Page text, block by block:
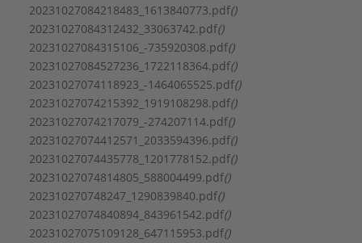
Motor energie-efficiëntieklasse:
IE5
Nom. diameter aansluiting inlaatzijde:
Nom. diameter aansluiting uitlaatzijde:
Nom. spanning: 380 - 440 V
Nom. stroom:
3,9 A
Normmotor: Nee
Omgevingstemperatuur: -15 - 50 °C
Toerenregeling motor: Ingebouwd
Uitwendige buisdiameter aansluiting inlaatzijde:
25 mm
Uitwendige buisdiameter aansluiting uitlaatzijde:
25 mm
Volumestroom (BEP):
5,04 m³/h
20231027084218483_1613840773.pdf()
20231027084312432_33063742.pdf()
20231027084315106_-735920308.pdf()
20231027084527236_1722118364.pdf()
20231027074118923_-1464065525.pdf()
20231027074215392_1919108298.pdf()
20231027074217079_-274207114.pdf()
20231027074412571_2033594396.pdf()
20231027074435778_1201778152.pdf()
20231027074814805_588004499.pdf()
202310270748247_1290839840.pdf()
20231027074840894_843961542.pdf()
20231027075109128_647115953.pdf()